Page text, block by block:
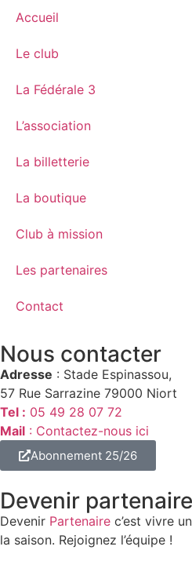
Accueil
Le club
La Fédérale 3
L’association
La billetterie
La boutique
Club à mission
Les partenaires
Contact
Nous contacter
Adresse : Stade Espinassou,
57 Rue Sarrazine 79000 Niort
Tel : 05 49 28 07 72
Mail : Contactez-nous ici
Abonnement 25/26
Devenir partenaire
Devenir Partenaire c’est vivre
la saison. Rejoignez l’équipe !